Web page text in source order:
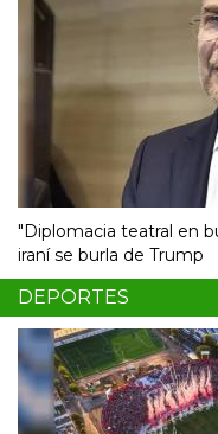
"Diplomacia teatral en
iraní se burla de Trump
DEPORTES